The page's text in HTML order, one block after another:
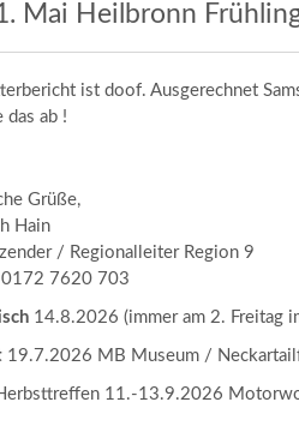
Mai Heilbronn
ist doof. Ausgerechnet
das ab !
Grüße,
Hain
/ Regionalleiter Region 9
0172 7620 703
14.8.2026 (immer am 2. Freitag
19.7.2026 MB Museum /
11.-13.9.2026